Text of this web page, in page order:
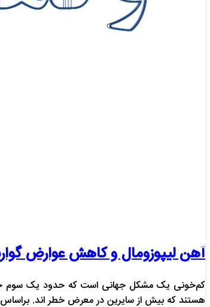
آهن لیپوزومال و کاهش عوارض
هستند که بیش از سایرین در معرض خطر اند.